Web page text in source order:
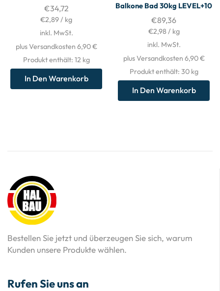
€34,72
€2,89/ kg
inkl. MwSt.
plus Versandkosten 6,90 €
Produkt enthält: 12 kg
In Den Warenkorb
Balkone Bad 30kg LEVEL+10
€89,36
€2,98/ kg
inkl. MwSt.
plus Versandkosten 6,90 €
Produkt enthält: 30 kg
In Den Warenkorb
Bestellen Sie jetzt und überzeugen Sie sich, warum
Kunden unsere Produkte wählen.
Rufen Sie uns an